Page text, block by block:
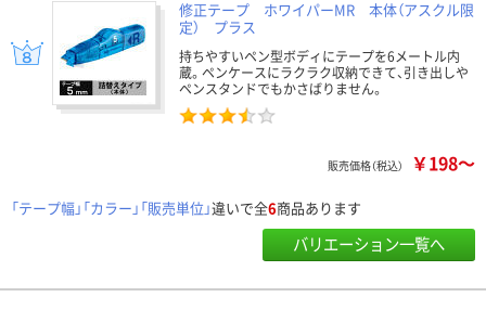
修正テープ ホワイパーMR 本体（アスクル限
定） プラス
持ちやすいペン型ボディにテープを6メートル内
蔵。ペンケースにラクラク収納できて、引き出しや
ペンスタンドでもかさばりません。
販売価格（税込） ￥198～
「テープ幅」「カラー」「販売単位」違いで全6商品あります
バリエーション一覧へ